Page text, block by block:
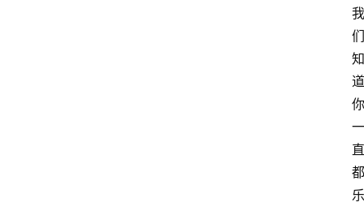
我
们
知
道
你
一
直
都
乐